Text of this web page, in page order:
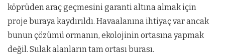
köprüden araç geçmesini garanti altına almak için
proje buraya kaydırıldı. Havaalanına ihtiyaç var ancak
bunun çözümü ormanın, ekolojinin ortasına yapmak
değil. Sulak alanların tam ortası burası.